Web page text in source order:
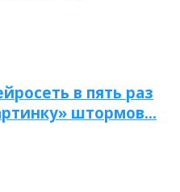
в пять раз
штормов…